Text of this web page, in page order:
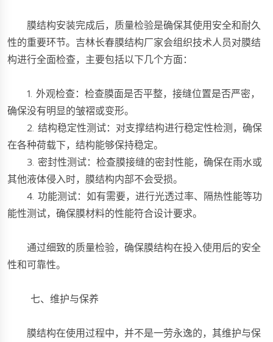
膜结构安装完成后，质量检验是确保其使用安全和耐久
性的重要环节。吉林长春膜结构厂家会组织技术人员对膜结
构进行全面检查，主要包括以下几个方面：
1. 外观检查：检查膜面是否平整，接缝位置是否严密，
确保没有明显的皱褶或变形。
2. 结构稳定性测试：对支撑结构进行稳定性检测，确保
在各种荷载下，结构能够保持稳定。
3. 密封性测试：检查膜接缝的密封性能，确保在雨水或
其他液体侵入时，膜结构内部不会受损。
4. 功能测试：如有需要，进行光透过率、隔热性能等功
能性测试，确保膜材料的性能符合设计要求。
通过细致的质量检验，确保膜结构在投入使用后的安全
性和可靠性。
七、维护与保养
膜结构在使用过程中，并不是一劳永逸的，其维护与保